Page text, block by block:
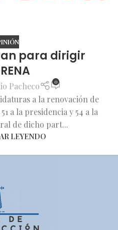
para dirigir
Pacheco 0
a la renovación de
a la presidencia y 54 a la
de dicho part...
LEYENDO